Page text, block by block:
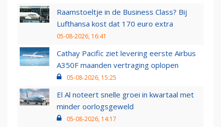
Raamstoeltje in de Business Class? Bij
Lufthansa kost dat 170 euro extra
05-08-2026, 16:41
Cathay Pacific ziet levering eerste Airbus
A350F maanden vertraging oplopen
05-08-2026, 15:25
El Al noteert snelle groei in kwartaal met
minder oorlogsgeweld
05-08-2026, 14:17